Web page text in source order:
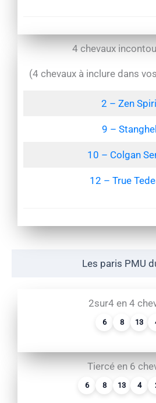
4 chevaux
(4 chevaux à inclure dans
2 – Zen
9 –
10 – Colgan
12 – True
Les paris PMU
2sur4 en 4
6 8 13
Tiercé en 6
6 8 13 4